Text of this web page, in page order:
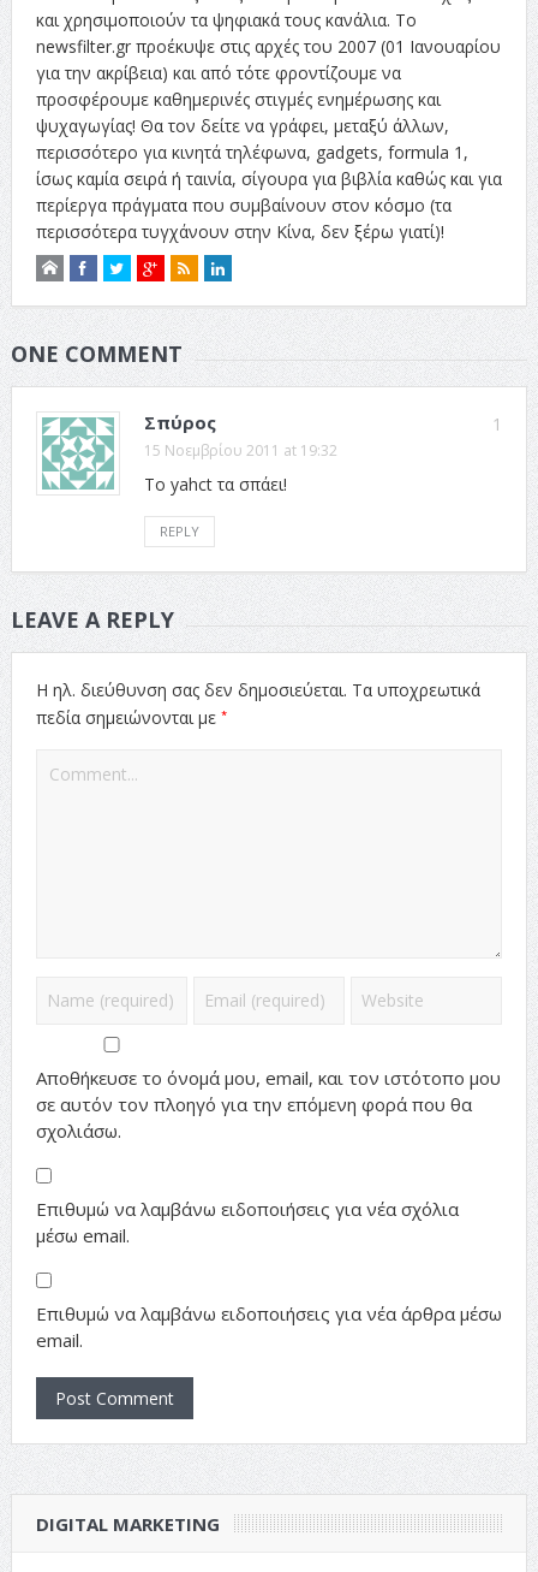
και χρησιμοποιούν τα ψηφιακά τους κανάλια. Το
newsfilter.gr προέκυψε στις αρχές του 2007 (01 Ιανουαρίου
για την ακρίβεια) και από τότε φροντίζουμε να
προσφέρουμε καθημερινές στιγμές ενημέρωσης και
ψυχαγωγίας! Θα τον δείτε να γράφει, μεταξύ άλλων,
περισσότερο για κινητά τηλέφωνα, gadgets, formula 1,
ίσως καμία σειρά ή ταινία, σίγουρα για βιβλία καθώς και για
περίεργα πράγματα που συμβαίνουν στον κόσμο (τα
περισσότερα τυγχάνουν στην Κίνα, δεν ξέρω γιατί)!
ONE COMMENT
1
Σπύρος
15 Νοεμβρίου 2011 at 19:32
Το yahct τα σπάει!
REPLY
LEAVE A REPLY
Η ηλ. διεύθυνση σας δεν δημοσιεύεται. Τα υποχρεωτικά
πεδία σημειώνονται με *
Αποθήκευσε το όνομά μου, email, και τον ιστότοπο μου
σε αυτόν τον πλοηγό για την επόμενη φορά που θα
σχολιάσω.
Επιθυμώ να λαμβάνω ειδοποιήσεις για νέα σχόλια
μέσω email.
Επιθυμώ να λαμβάνω ειδοποιήσεις για νέα άρθρα μέσω
email.
DIGITAL MARKETING